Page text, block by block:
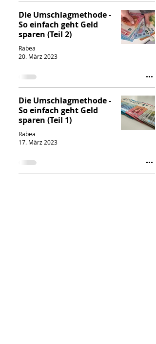
Die Umschlagmethode -
So einfach geht Geld
sparen (Teil 2)
Rabea
20. März 2023
Die Umschlagmethode -
So einfach geht Geld
sparen (Teil 1)
Rabea
17. März 2023